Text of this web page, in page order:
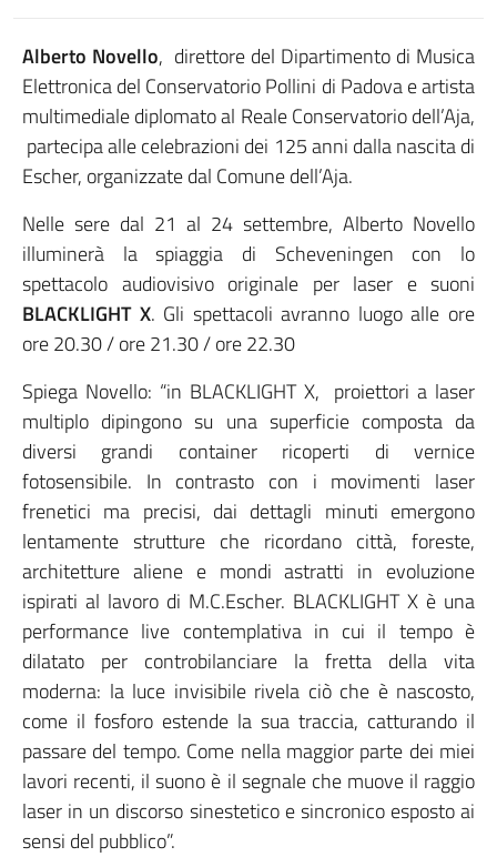
Alberto Novello, direttore del Dipartimento di Musica
Elettronica del Conservatorio Pollini di Padova e artista
multimediale diplomato al Reale Conservatorio dell’Aja,
partecipa alle celebrazioni dei 125 anni dalla nascita di
Escher, organizzate dal Comune dell’Aja.
Nelle sere dal 21 al 24 settembre, Alberto Novello
illuminerà la spiaggia di Scheveningen con lo
spettacolo audiovisivo originale per laser e suoni
BLACKLIGHT X. Gli spettacoli avranno luogo alle ore
ore 20.30 / ore 21.30 / ore 22.30
Spiega Novello: “in BLACKLIGHT X, proiettori a laser
multiplo dipingono su una superficie composta da
diversi grandi container ricoperti di vernice
fotosensibile. In contrasto con i movimenti laser
frenetici ma precisi, dai dettagli minuti emergono
lentamente strutture che ricordano città, foreste,
architetture aliene e mondi astratti in evoluzione
ispirati al lavoro di M.C.Escher. BLACKLIGHT X è una
performance live contemplativa in cui il tempo è
dilatato per controbilanciare la fretta della vita
moderna: la luce invisibile rivela ciò che è nascosto,
come il fosforo estende la sua traccia, catturando il
passare del tempo. Come nella maggior parte dei miei
lavori recenti, il suono è il segnale che muove il raggio
laser in un discorso sinestetico e sincronico esposto ai
sensi del pubblico”.